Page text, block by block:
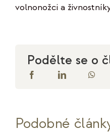
volnonožci a
Podělte se o
Podobné